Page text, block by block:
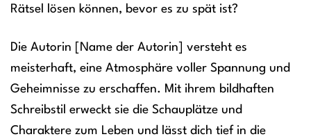
Rätsel lösen können, bevor es zu spät ist?
Die Autorin [Name der Autorin] versteht es
meisterhaft, eine Atmosphäre voller Spannung und
Geheimnisse zu erschaffen. Mit ihrem bildhaften
Schreibstil erweckt sie die Schauplätze und
Charaktere zum Leben und lässt dich tief in die